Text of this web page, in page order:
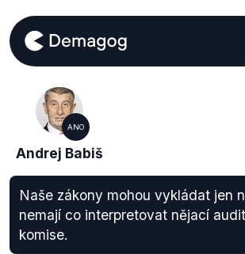
ANO
Andrej Babiš
Naše zákony mohou vykládat jen
nemají co interpretovat nějací
komise.